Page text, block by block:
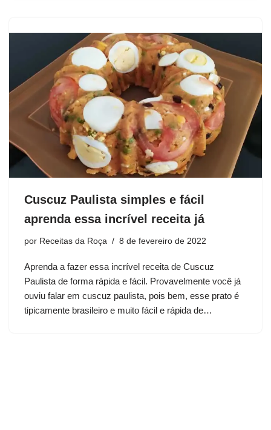
Cuscuz Paulista simples e fácil
aprenda essa incrível receita já
por Receitas da Roça 8 de fevereiro de 2022
Aprenda a fazer essa incrível receita de Cuscuz
Paulista de forma rápida e fácil. Provavelmente você já
ouviu falar em cuscuz paulista, pois bem, esse prato é
tipicamente brasileiro e muito fácil e rápida de…